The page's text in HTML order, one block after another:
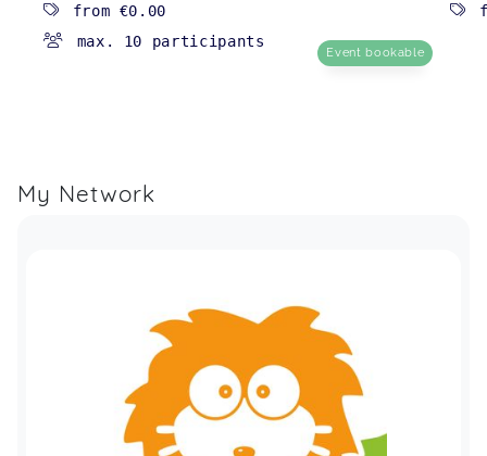
from €0.00
max. 10 participants
Event bookable
My Network